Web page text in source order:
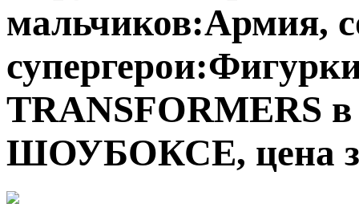
мальчиков:Армия,
TRANSFORMERS
ШОУБОКСЕ, цена